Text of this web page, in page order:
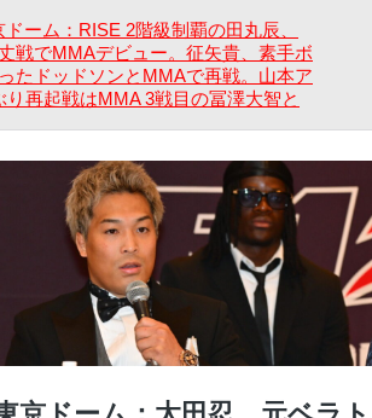
ーム：RISE 2階級制覇の田丸辰、
戦でMMAデビュー。征矢貴、素手ボ
たドッドソンとMMAで再戦。山本ア
り再起戦はMMA 3戦目の冨澤大智と